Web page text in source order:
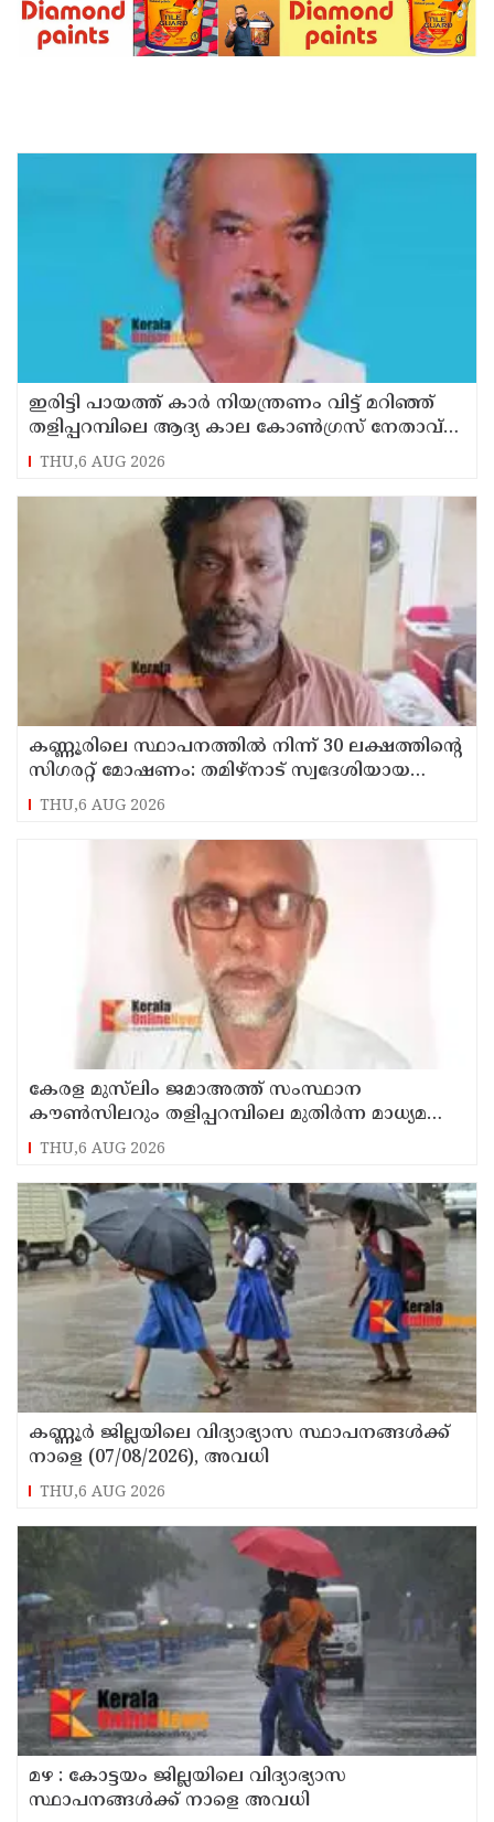
ഇരിട്ടി പായത്ത് കാർ നിയന്ത്രണം വിട്ട് മറിഞ്ഞ്
തളിപ്പറമ്പിലെ ആദ്യ കാല കോണ്‍ഗ്രസ് നേതാവ്
മരിച്ചു
THU,6 AUG 2026
കണ്ണൂരിലെ സ്ഥാപനത്തിൽ നിന്ന് 30 ലക്ഷത്തിന്റെ
സിഗരറ്റ് മോഷണം: തമിഴ്‌നാട് സ്വദേശിയായ
സെയിൽസ്മാൻ തെങ്കാശിയിൽ പിടിയിൽ
THU,6 AUG 2026
കേരള മുസ്‌ലിം ജമാഅത്ത് സംസ്ഥാന
കൗൺസിലറും തളിപ്പറമ്പിലെ മുതിർന്ന മാധ്യമ
പ്രവർത്തകനുമായ ബി എ അലി മൊഗ്രാൽ
നിര്യാതനായി
THU,6 AUG 2026
കണ്ണൂർ ജില്ലയിലെ വിദ്യാഭ്യാസ സ്ഥാപനങ്ങള്‍ക്ക്
നാളെ (07/08/2026), അവധി
THU,6 AUG 2026
മഴ : കോട്ടയം ജില്ലയിലെ വിദ്യാഭ്യാസ
സ്ഥാപനങ്ങൾക്ക് നാളെ അവധി